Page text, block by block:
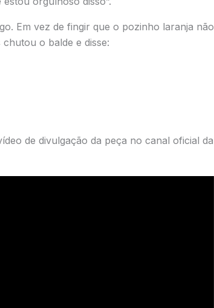
Em vez de fingir que o pozinho laranja não
o balde e disse:
de divulgação da peça no canal oficial da